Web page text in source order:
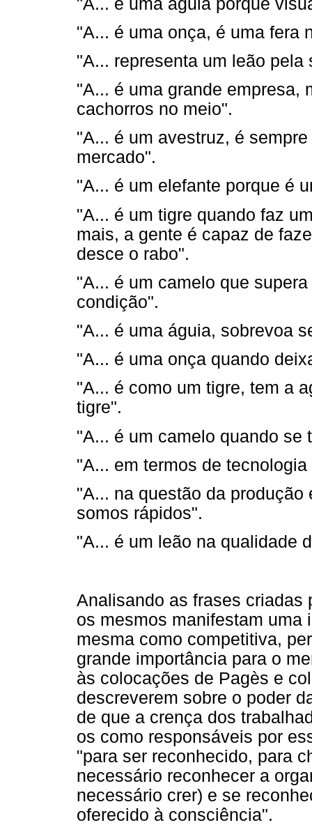
"A... é uma onça, é uma fera
"A... representa um leão pela
"A... é uma grande empresa,
cachorros no meio".
"A... é um avestruz, é
mercado".
"A... é um elefante porque é
"A... é um tigre quando faz
mais, a gente é capaz de
desce o rabo".
"A... é um camelo que
condição".
"A... é uma águia, sobrevoa
"A... é uma onça quando
"A... é como um tigre, tem a
tigre".
"A... é um camelo quando se
"A... em termos de
"A... na questão da
somos rápidos".
"A... é um leão na qualidade
Analisando as frases criadas
os mesmos manifestam uma
mesma como competitiva,
grande importância para o
às colocações de Pagès e
descreverem sobre o poder
de que a crença dos
os como responsáveis por
"para ser reconhecido, para
necessário reconhecer a
necessário crer) e se
oferecido à consciência".